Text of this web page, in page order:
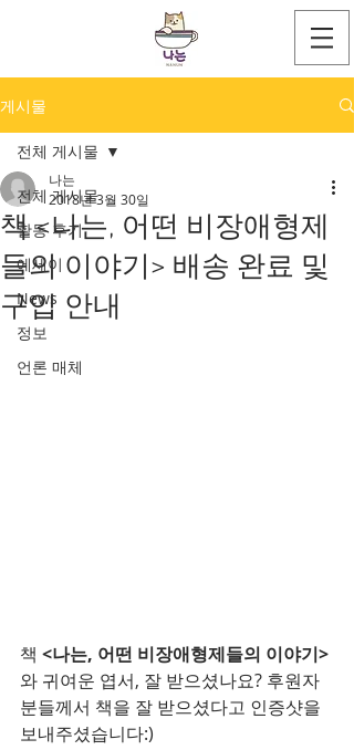
게시물
전체 게시물
활동 후기
에세이
News
정보
언론 매체
전체 게시물
책 <나는, 어떤 비장애형제
들의 이야기> 배송 완료 및
구입 안내
나는
2018년 3월 30일
책 <나는, 어떤 비장애형제들의 이야기>
와 귀여운 엽서, 잘 받으셨나요? 후원자
분들께서 책을 잘 받으셨다고 인증샷을
보내주셨습니다:)